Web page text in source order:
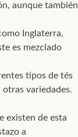
aunque también
Inglaterra,
es mezclado
tipos de tés
otras variedades.
existen de esta
a